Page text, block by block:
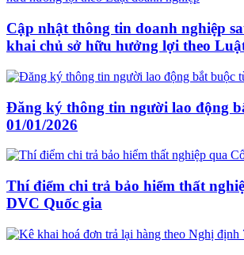
Cập nhật thông tin doanh nghiệp
khai chủ sở hữu hưởng lợi theo
Đăng ký thông tin người lao động
01/01/2026
Thí điểm chi trả bảo hiểm thất
DVC Quốc gia